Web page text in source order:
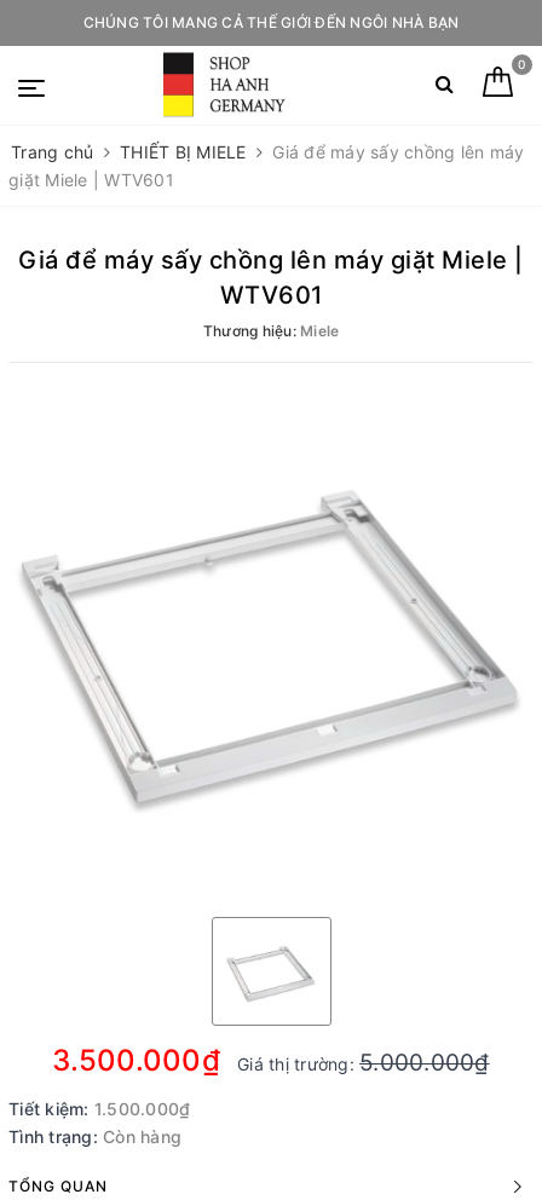
CHÚNG TÔI MANG CẢ THẾ GIỚI ĐẾN NGÔI NHÀ BẠN
0
Trang chủ THIẾT BỊ MIELE
Giá để máy sấy chồng lên máy
giặt Miele | WTV601
Giá để máy sấy chồng lên máy giặt Miele |
WTV601
Thương hiệu: Miele
3.500.000₫ Giá thị trường:5.000.000₫
Tiết kiệm: 1.500.000₫
Tình trạng: Còn hàng
TỔNG QUAN